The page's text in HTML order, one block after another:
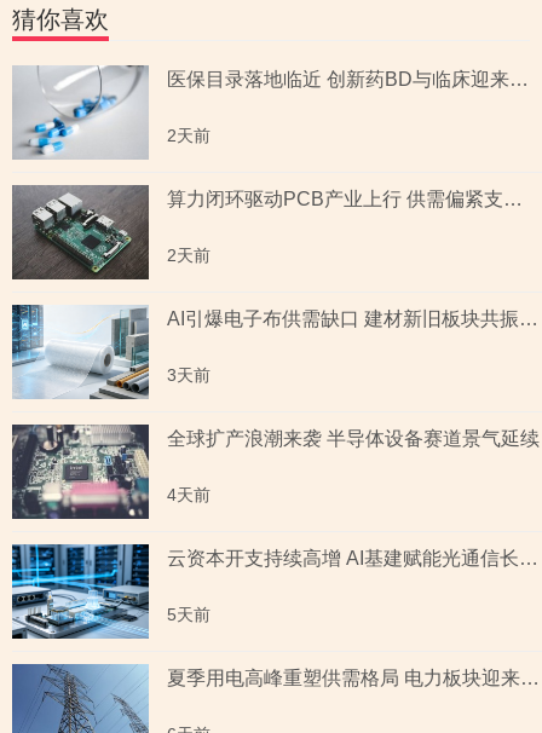
猜你喜欢
医保目录落地临近 创新药BD与临床迎来多重催化
2天前
算力闭环驱动PCB产业上行 供需偏紧支撑景气延续
2天前
AI引爆电子布供需缺口 建材新旧板块共振回暖
3天前
全球扩产浪潮来袭 半导体设备赛道景气延续
4天前
云资本开支持续高增 AI基建赋能光通信长期成长
5天前
夏季用电高峰重塑供需格局 电力板块迎来量价齐升